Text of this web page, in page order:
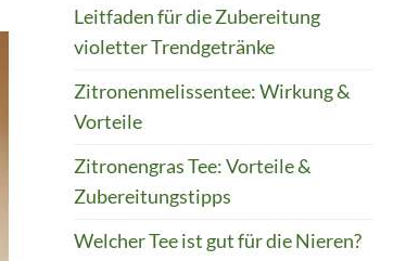
Leitfaden für die Zubereitung
violetter Trendgetränke
Zitronenmelissentee: Wirkung &
Vorteile
Zitronengras Tee: Vorteile &
Zubereitungstipps
Welcher Tee ist gut für die Nieren?